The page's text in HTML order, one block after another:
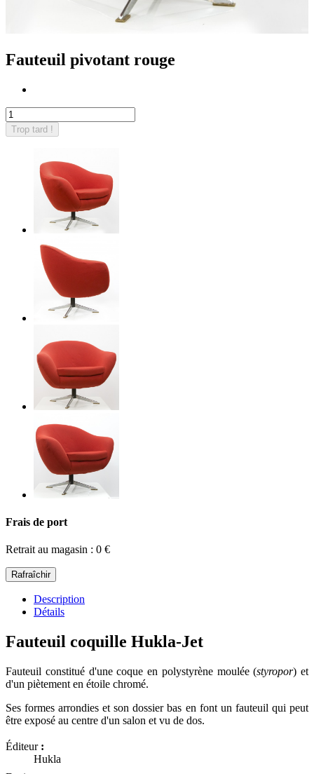
Fauteuil pivotant rouge
Trop tard !
Frais de port
Retrait au magasin : 0 €
Description
Détails
Fauteuil coquille Hukla-Jet
Fauteuil constitué d'une coque en polystyrène moulée (styropor) et
d'un piètement en étoile chromé.
Ses formes arrondies et son dossier bas en font un fauteuil qui peut
être exposé au centre d'un salon et vu de dos.
Éditeur :
Hukla